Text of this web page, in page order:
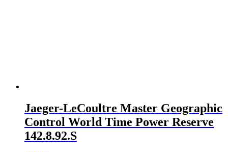
Jaeger-LeCoultre Master Geographic
Control World Time Power Reserve
142.8.92.S